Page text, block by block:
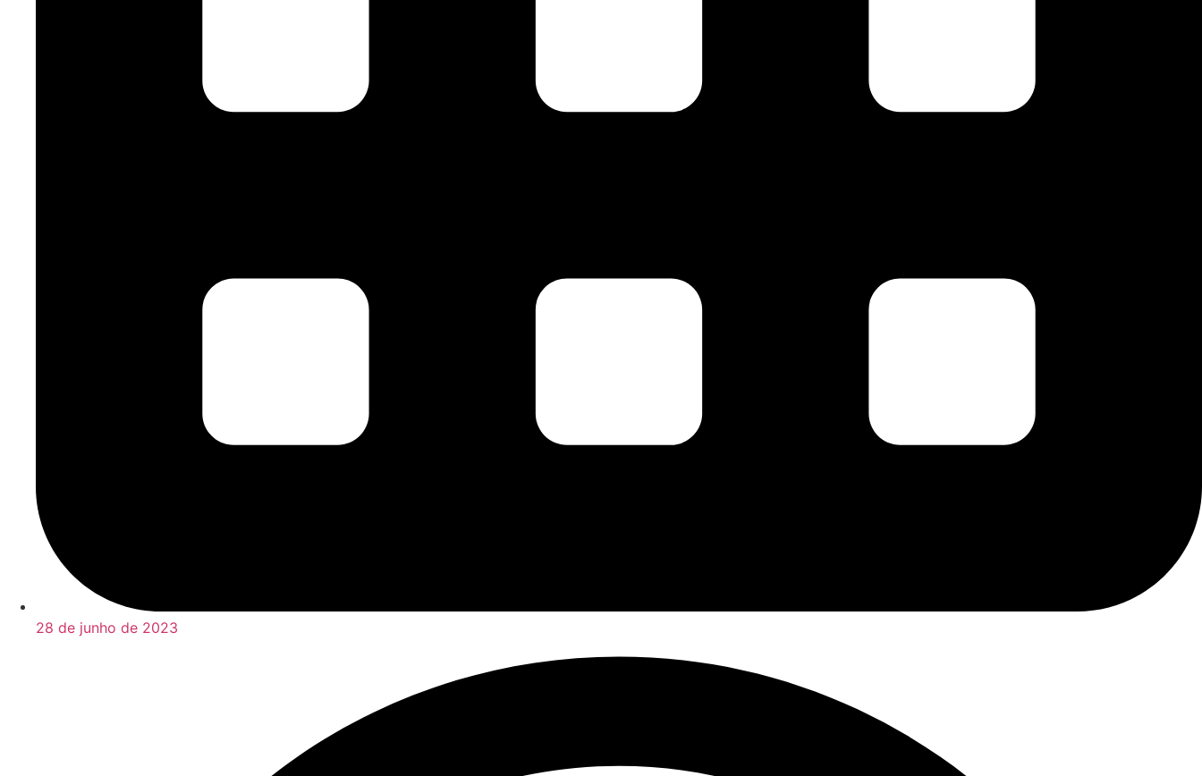
28 de junho de 2023